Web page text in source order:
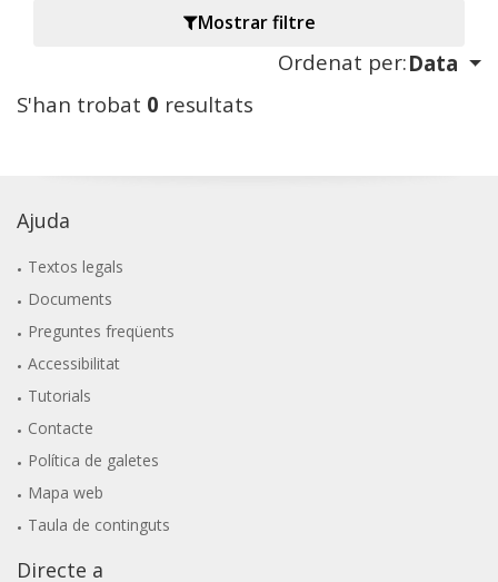
Mostrar filtre
Ordenat per:Data
S'han trobat 0 resultats
Ajuda
Textos legals
Documents
Preguntes freqüents
Accessibilitat
Tutorials
Contacte
Política de galetes
Mapa web
Taula de continguts
Directe a